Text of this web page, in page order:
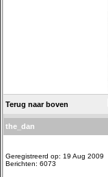
Terug naar boven
the_dan
Geregistreerd op: 19 Aug 2009
Berichten: 6073